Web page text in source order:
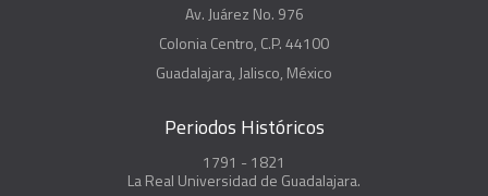
Av. Juárez No. 976
Colonia Centro, C.P. 44100
Guadalajara, Jalisco, México
Periodos Históricos
1791 - 1821
La Real Universidad de Guadalajara.